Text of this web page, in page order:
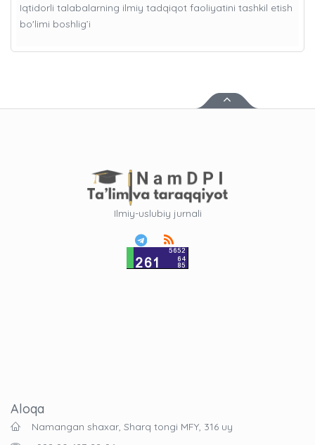
Iqtidorli talabalarning ilmiy tadqiqot faoliyatini tashkil etish
bo'limi boshlig’i
Ilmiy-uslubiy jurnali
Aloqa
Namangan shaxar, Sharq tongi MFY, 316 uy